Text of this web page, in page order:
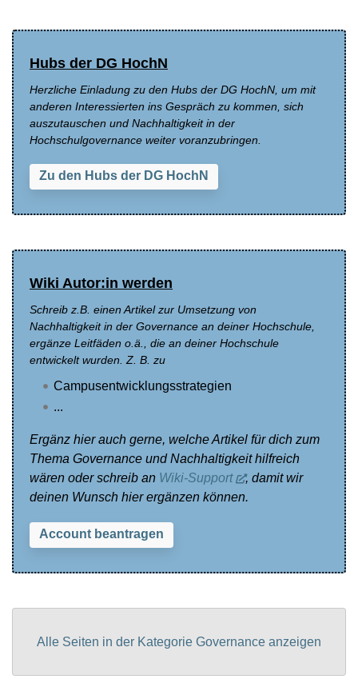
Hubs der DG HochN
Herzliche Einladung zu den Hubs der DG HochN, um mit
anderen Interessierten ins Gespräch zu kommen, sich
auszutauschen und Nachhaltigkeit in der
Hochschulgovernance weiter voranzubringen.
Zu den Hubs der DG HochN
Wiki Autor:in werden
Schreib z.B. einen Artikel zur Umsetzung von
Nachhaltigkeit in der Governance an deiner Hochschule,
ergänze Leitfäden o.ä., die an deiner Hochschule
entwickelt wurden. Z. B. zu
Campusentwicklungsstrategien
...
Ergänz hier auch gerne, welche Artikel für dich zum
Thema Governance und Nachhaltigkeit hilfreich
wären oder schreib an Wiki-Support
, damit wir
deinen Wunsch hier ergänzen können.
Account beantragen
Alle Seiten in der Kategorie Governance anzeigen